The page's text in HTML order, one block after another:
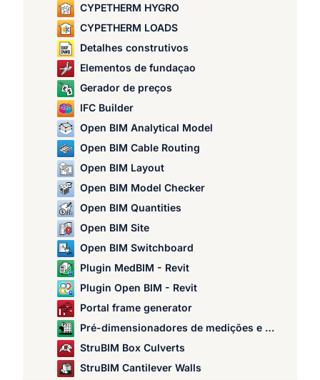
CYPETHERM HYGRO
CYPETHERM LOADS
Detalhes construtivos
Elementos de fundaçao
Gerador de preços
IFC Builder
Open BIM Analytical Model
Open BIM Cable Routing
Open BIM Layout
Open BIM Model Checker
Open BIM Quantities
Open BIM Site
Open BIM Switchboard
Plugin MedBIM - Revit
Plugin Open BIM - Revit
Portal frame generator
Pré-dimensionadores de medições e orçamentos
StruBIM Box Culverts
StruBIM Cantilever Walls